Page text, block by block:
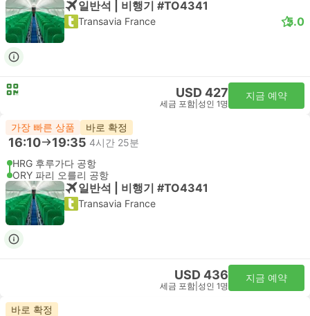
일반석 | 비행기 #TO4341
Transavia France 5.0
USD 427
세금 포함 성인 1명
지금 예약
가장 빠른 상품 바로 확정
16:10 19:35 4시간 25분
HRG 후루가다 공항
ORY 파리 오를리 공항
일반석 | 비행기 #TO4341
Transavia France
USD 436
세금 포함 성인 1명
지금 예약
바로 확정